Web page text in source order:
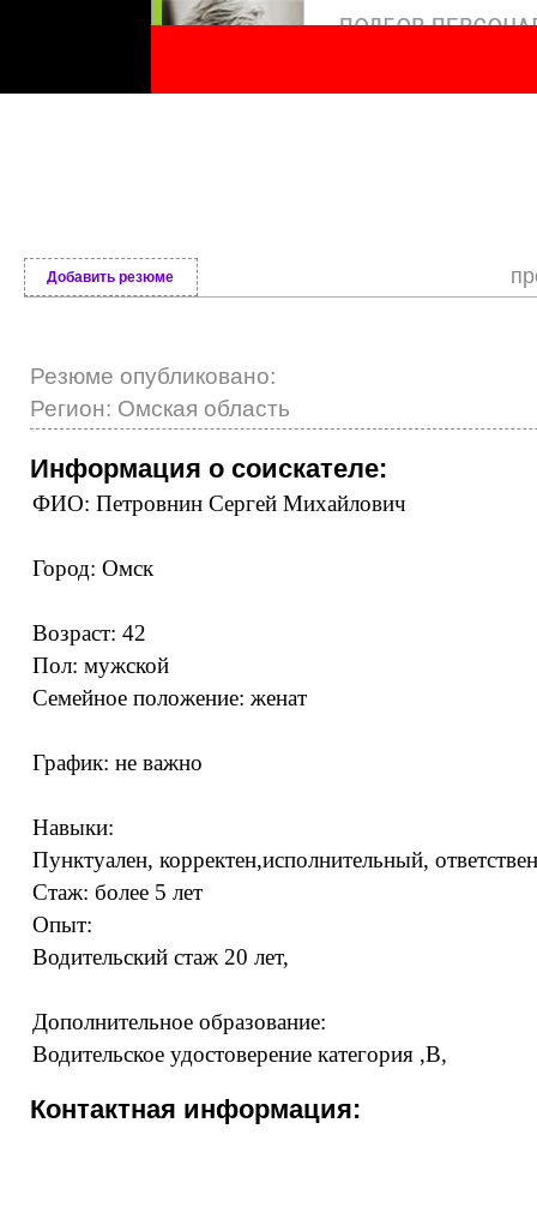
Добавить резюме
Резюме опубликовано:
Регион: Омская область
Информация о соискателе:
ФИО: Петровнин Сергей Михайлович
Город: Омск
Возраст: 42
Пол: мужской
Семейное положение: женат
График: не важно
Навыки:
Пунктуален, корректен,исполнительный,
Стаж: более 5 лет
Опыт:
Водительский стаж 20 лет,
Дополнительное образование:
Водительское удостоверение категория ,В,
Контактная информация: